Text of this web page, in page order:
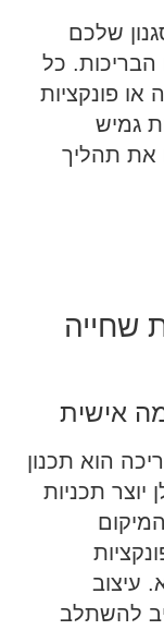
שלכם
הבריכות. כל
או פונקציות
גמיש
את תהליך
שחייה
אישית
הוא תכנון
יוצר תכניות
עיצוב
להשתלב